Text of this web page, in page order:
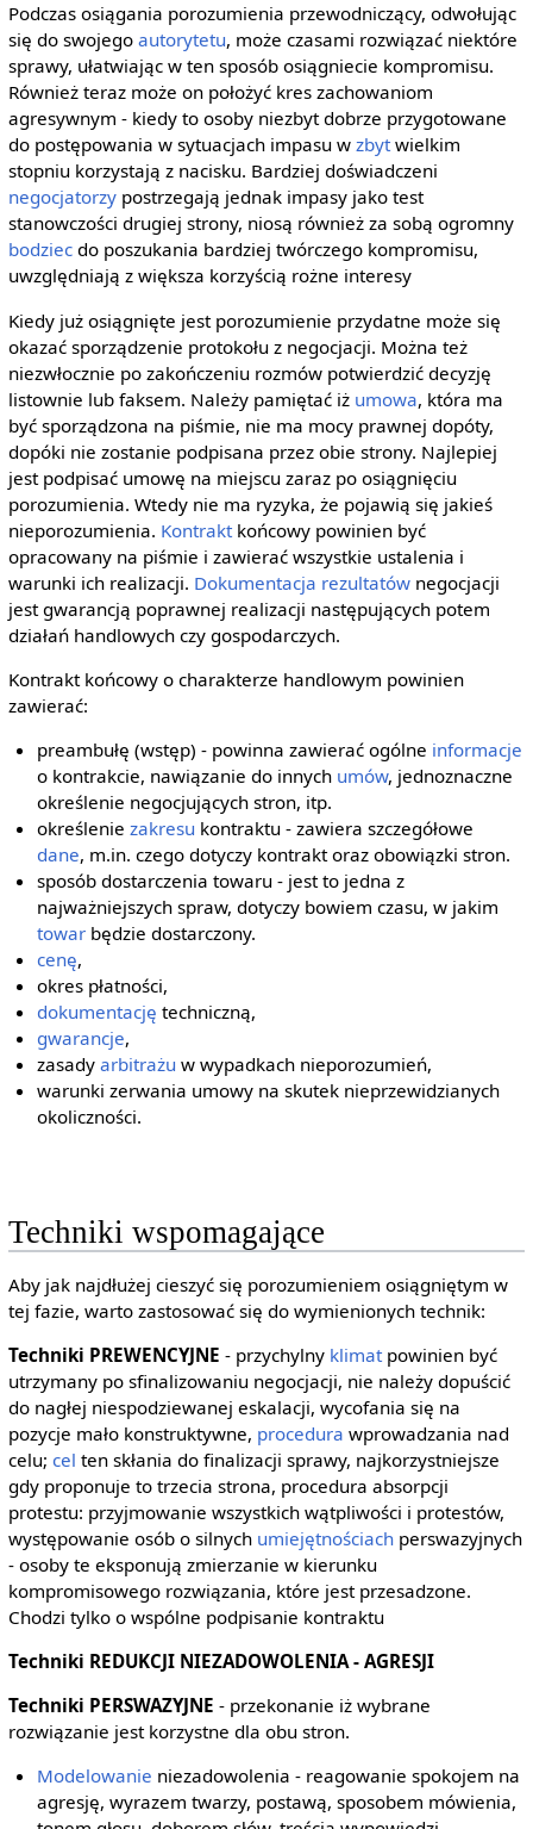
Podczas osiągania porozumienia przewodniczący, odwołując
się do swojego autorytetu, może czasami rozwiązać niektóre
sprawy, ułatwiając w ten sposób osiągniecie kompromisu.
Również teraz może on położyć kres zachowaniom
agresywnym - kiedy to osoby niezbyt dobrze przygotowane
do postępowania w sytuacjach impasu w zbytwielkim
stopniu korzystają z nacisku. Bardziej doświadczeni
negocjatorzypostrzegają jednak impasy jako test
stanowczości drugiej strony, niosą również za sobą ogromny
bodziecdo poszukania bardziej twórczego kompromisu,
uwzględniają z większa korzyścią rożne interesy
Kiedy już osiągnięte jest porozumienie przydatne może się
okazać sporządzenie protokołu z negocjacji. Można też
niezwłocznie po zakończeniu rozmów potwierdzić decyzję
listownie lub faksem. Należy pamiętać iż umowa, która ma
być sporządzona na piśmie, nie ma mocy prawnej dopóty,
dopóki nie zostanie podpisana przez obie strony. Najlepiej
jest podpisać umowę na miejscu zaraz po osiągnięciu
porozumienia. Wtedy nie ma ryzyka, że pojawią się jakieś
nieporozumienia. Kontraktkońcowy powinien być
opracowany na piśmie i zawierać wszystkie ustalenia i
warunki ich realizacji. Dokumentacja rezultatównegocjacji
jest gwarancją poprawnej realizacji następujących potem
działań handlowych czy gospodarczych.
Kontrakt końcowy o charakterze handlowym powinien
zawierać:
preambułę (wstęp) - powinna zawierać ogólne informacje
o kontrakcie, nawiązanie do innych umów, jednoznaczne
określenie negocjujących stron, itp.
określeniezakresu kontraktu - zawiera szczegółowe
dane, m.in. czego dotyczy kontrakt oraz obowiązki stron.
sposób dostarczenia towaru - jest to jedna z
najważniejszych spraw, dotyczy bowiem czasu, w jakim
towar będzie dostarczony.
cenę,
okres płatności,
dokumentację techniczną,
gwarancje,
zasadyarbitrażu w wypadkach nieporozumień,
warunki zerwania umowy na skutek nieprzewidzianych
okoliczności.
Techniki wspomagające
Aby jak najdłużej cieszyć się porozumieniem osiągniętym w
tej fazie, warto zastosować się do wymienionych technik:
Techniki PREWENCYJNE - przychylny klimatpowinien być
utrzymany po sfinalizowaniu negocjacji, nie należy dopuścić
do nagłej niespodziewanej eskalacji, wycofania się na
pozycje mało konstruktywne, procedura wprowadzania nad
celu; cel ten skłania do finalizacji sprawy, najkorzystniejsze
gdy proponuje to trzecia strona, procedura absorpcji
protestu: przyjmowanie wszystkich wątpliwości i protestów,
występowanie osób o silnych umiejętnościachperswazyjnych
- osoby te eksponują zmierzanie w kierunku
kompromisowego rozwiązania, które jest przesadzone.
Chodzi tylko o wspólne podpisanie kontraktu
Techniki REDUKCJI NIEZADOWOLENIA - AGRESJI
Techniki PERSWAZYJNE - przekonanie iż wybrane
rozwiązanie jest korzystne dla obu stron.
Modelowanie niezadowolenia - reagowanie spokojem na
agresję, wyrazem twarzy, postawą, sposobem mówienia,